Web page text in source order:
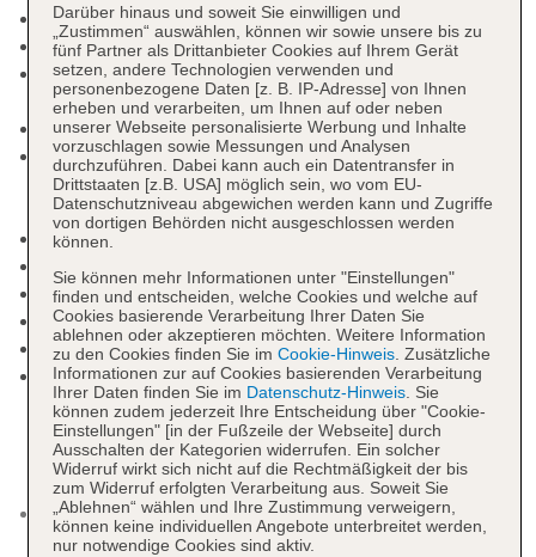
Check-in Zeit ab 14:00 Uhr
Check-out Zeit bis 12:00 Uhr
Late Check-out: gegen Gebühr, Anfrage &
Reservierung notwendig
Letzte Komplettrenovierung: 2014
Rezeption: täglich 24 Stunden, Sprachen:
deutsch, englisch, französisch, Geldwechsel
möglich, Hotelsafe: ohne Gebühr
Gästebetreuung: Sprachen: englisch, französisch
Lift
Gemeinschaftslounge/TV-Bereich
Gartenanlage, Sonnenterrasse
Pools: 3
Pool: Januar - Dezember; wetterabhängig, ohne
Gebühr, bei All Inclusive inklusive, Outdoor,
Liegestühle: ohne Gebühr, bei All Inclusive
inklusive, Sonnenschirme: ohne Gebühr, bei All
Inclusive inklusive
Thalassopool: Januar - Dezember, ohne Gebühr,
bei All Inclusive inklusive, Indoor, Meerwasser,
Darüber hinaus und soweit Sie einwilligen und
„Zustimmen“ auswählen, können wir sowie unsere bis zu
fünf Partner als Drittanbieter Cookies auf Ihrem Gerät
setzen, andere Technologien verwenden und
personenbezogene Daten [z. B. IP-Adresse] von Ihnen
erheben und verarbeiten, um Ihnen auf oder neben
unserer Webseite personalisierte Werbung und Inhalte
vorzuschlagen sowie Messungen und Analysen
durchzuführen. Dabei kann auch ein Datentransfer in
Drittstaaten [z.B. USA] möglich sein, wo vom EU-
Datenschutzniveau abgewichen werden kann und Zugriffe
von dortigen Behörden nicht ausgeschlossen werden
können.
Sie können mehr Informationen unter "Einstellungen"
finden und entscheiden, welche Cookies und welche auf
Cookies basierende Verarbeitung Ihrer Daten Sie
ablehnen oder akzeptieren möchten. Weitere Information
zu den Cookies finden Sie im Cookie-Hinweis. Zusätzliche
Informationen zur auf Cookies basierenden Verarbeitung
Ihrer Daten finden Sie im Datenschutz-Hinweis. Sie
können zudem jederzeit Ihre Entscheidung über "Cookie-
Einstellungen" [in der Fußzeile der Webseite] durch
Ausschalten der Kategorien widerrufen. Ein solcher
Widerruf wirkt sich nicht auf die Rechtmäßigkeit der bis
zum Widerruf erfolgten Verarbeitung aus. Soweit Sie
„Ablehnen“ wählen und Ihre Zustimmung verweigern,
können keine individuellen Angebote unterbreitet werden,
nur notwendige Cookies sind aktiv.